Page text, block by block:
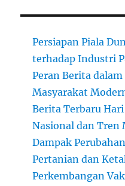
Persiapan Piala
terhadap Industri
Peran Berita
Masyarakat
Berita Terbaru
Nasional dan Tren
Dampak
Pertanian dan
Perkembangan